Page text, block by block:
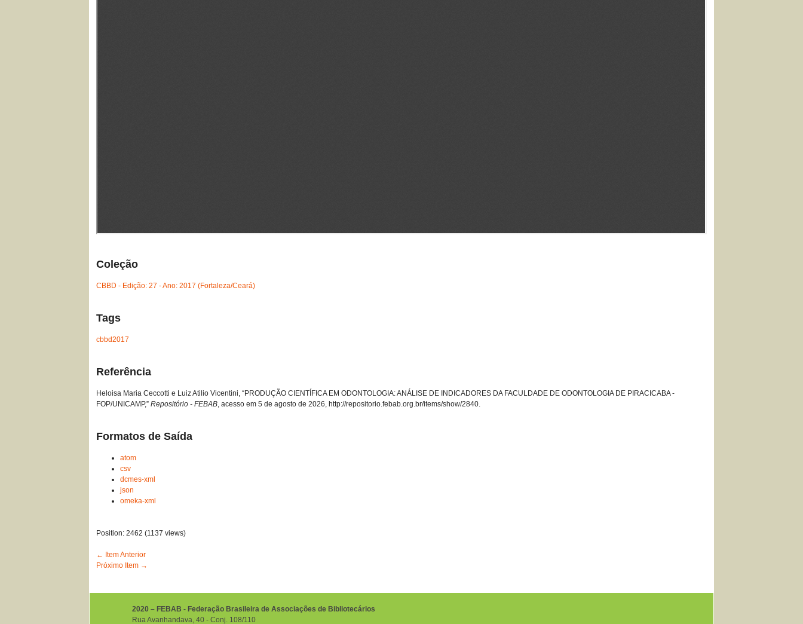
Coleção
CBBD - Edição: 27 - Ano: 2017 (Fortaleza/Ceará)
Tags
cbbd2017
Referência
Heloisa Maria Ceccotti e Luiz Atilio Vicentini, “PRODUÇÃO CIENTÍFICA EM ODONTOLOGIA: ANÁLISE DE INDICADORES DA FACULDADE DE ODONTOLOGIA DE PIRACICABA -
FOP/UNICAMP,”Repositório - FEBAB, acesso em 5 de agosto de 2026, http://repositorio.febab.org.br/items/show/2840.
Formatos de Saída
atom
csv
dcmes-xml
json
omeka-xml
Position:2462 (1137 views)
← Item Anterior
Próximo Item →
2020 – FEBAB - Federação Brasileira de Associações de Bibliotecários
Rua Avanhandava, 40 ‐ Conj. 108/110